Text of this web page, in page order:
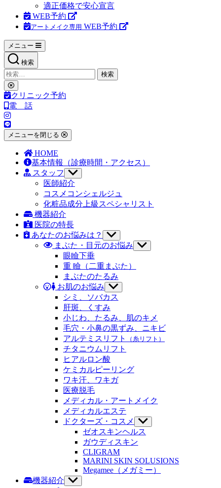
適正価格で安心宣言
WEB予約
アートメイク専用 WEB予約
メニュー
検索
検
索
対
象:
検
索
を
閉
じ
る
クリニック予約
電 話
メニューを閉じる
HOME
基本情報
（診療時間・アクセス）
スタッフ
サ
ブ
メ
ニ
ュ
を
表
示
医師紹介
コスメコンシェルジュ
化粧品成分上級スペシャリスト
機器紹介
医院の特長
あなたのお悩みは？
サ
ブ
ニ
ュ
ー
を
表
示
まぶた・目元のお悩み サ
示
眼瞼下垂
重 瞼（二重まぶた）
まぶたのたるみ
お肌のお悩み サ
ブ
メ
ニ
ュ
ー
を
表
示
シミ、ソバカス
肝斑、くすみ
小じわ、たるみ、肌のキメ
毛穴・小鼻の黒ずみ、ニキビ
アルテミスリフト
（糸リフト）
チタニウムリフト
ヒアルロン酸
ケミカルピーリング
ワキ汗、ワキガ
医療脱毛
メディカル・アートメイク
メディカルエステ
ドクターズ・コスメ
サ
ブ
ュ
ー
を
ゼオスキンヘルス
ガウディスキン
CLIGRAM
MARINI SKIN SOLUSIONS
Megamee（メガミー）
機器紹介 サ